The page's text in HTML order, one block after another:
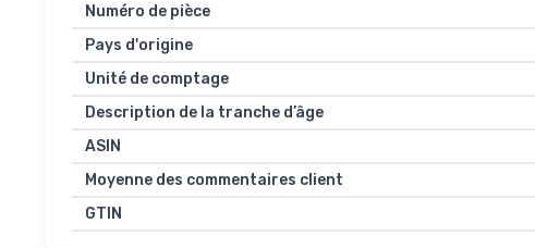
Numéro de pièce
Pays d'origine
Unité de comptage
Description de la tranche d’âge
ASIN
Moyenne des commentaires client
GTIN